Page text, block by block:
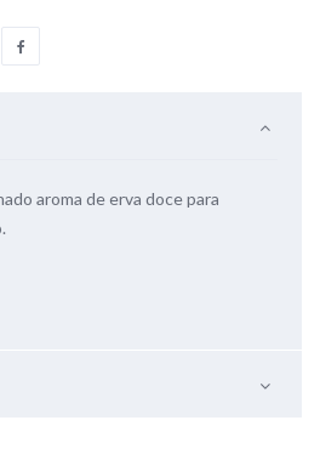
aroma de erva doce para